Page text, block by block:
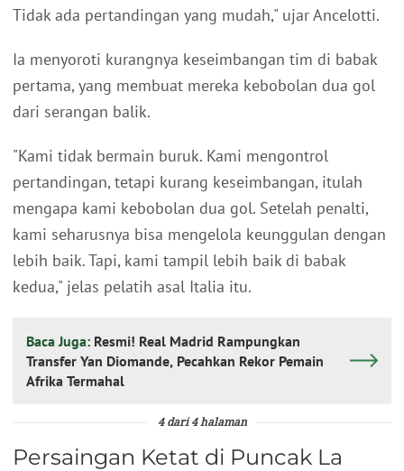
Tidak ada pertandingan yang mudah," ujar Ancelotti.
Ia menyoroti kurangnya keseimbangan tim di babak
pertama, yang membuat mereka kebobolan dua gol
dari serangan balik.
"Kami tidak bermain buruk. Kami mengontrol
pertandingan, tetapi kurang keseimbangan, itulah
mengapa kami kebobolan dua gol. Setelah penalti,
kami seharusnya bisa mengelola keunggulan dengan
lebih baik. Tapi, kami tampil lebih baik di babak
kedua," jelas pelatih asal Italia itu.
Baca Juga: Resmi! Real Madrid Rampungkan
Transfer Yan Diomande, Pecahkan Rekor Pemain
Afrika Termahal
4 dari 4 halaman
Persaingan Ketat di Puncak La